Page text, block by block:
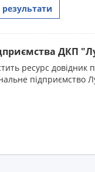
ДКП
ресурс довідник
підприємство